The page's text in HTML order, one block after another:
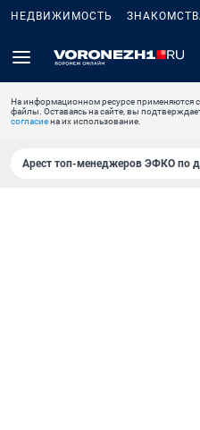
НЕДВИЖИМОСТЬ
На информационном ресурсе применяются
файлы. Оставаясь на сайте, вы
согласиена их использование.
Арест топ-менеджеров ЭФКО по